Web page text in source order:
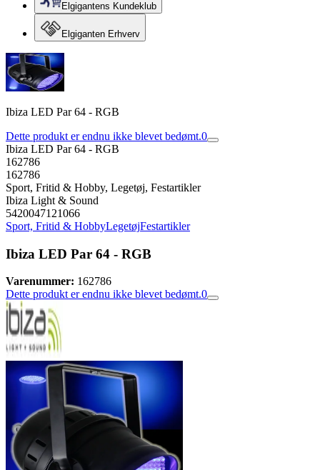
Elgigantens Kundeklub
Elgiganten Erhverv
Ibiza LED Par 64 - RGB
Dette produkt er endnu ikke blevet bedømt.0
Ibiza LED Par 64 - RGB
162786
162786
Sport, Fritid & Hobby, Legetøj, Festartikler
Ibiza Light & Sound
5420047121066
Sport, Fritid & HobbyLegetøjFestartikler
Ibiza LED Par 64 - RGB
Varenummer: 162786
Dette produkt er endnu ikke blevet bedømt.0